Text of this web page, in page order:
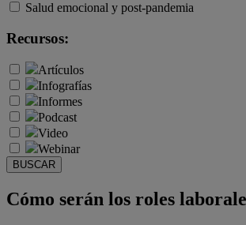
Salud emocional y post-pandemia
Recursos:
Artículos
Infografías
Informes
Podcast
Video
Webinar
BUSCAR
Cómo serán los roles